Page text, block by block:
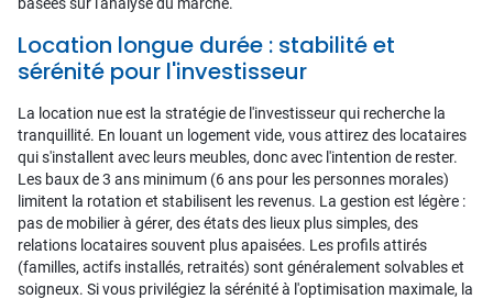
Location longue durée : stabilité et
sérénité pour l'investisseur
La location nue est la stratégie de l'investisseur qui recherche la
tranquillité. En louant un logement vide, vous attirez des locataires
qui s'installent avec leurs meubles, donc avec l'intention de rester.
Les baux de 3 ans minimum (6 ans pour les personnes morales)
limitent la rotation et stabilisent les revenus. La gestion est légère :
pas de mobilier à gérer, des états des lieux plus simples, des
relations locataires souvent plus apaisées. Les profils attirés
(familles, actifs installés, retraités) sont généralement solvables et
soigneux. Si vous privilégiez la sérénité à l'optimisation maximale, la